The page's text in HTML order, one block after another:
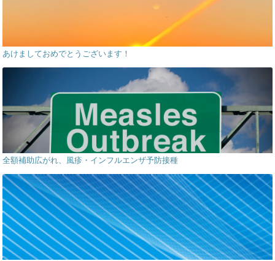
あけましておめでとうございます！
全額補助広がれ、風疹・インフルエンザ予防接種